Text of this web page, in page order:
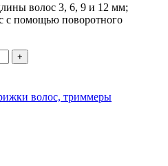
волос 3, 6, 9 и 12 мм;
с помощью поворотного
волос, триммеры